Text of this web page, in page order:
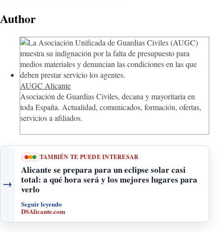
Author
AUGC Alicante
Asociación de Guardias Civiles, decana y mayoritaria en
toda España. Actualidad, comunicados, formación, ofertas,
servicios a afiliados.
→
TAMBIÉN TE PUEDE INTERESAR
Alicante se prepara para un eclipse solar casi
total: a qué hora será y los mejores lugares para
verlo
Seguir leyendo
DSAlicante.com